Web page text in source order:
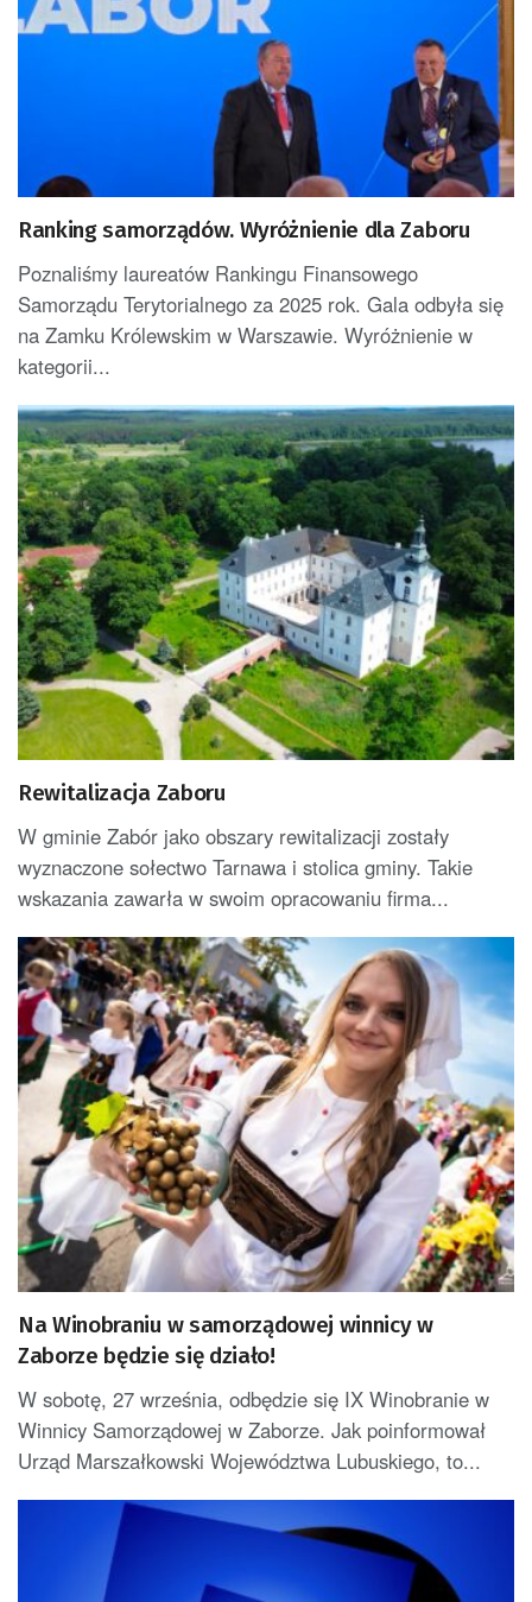
Ranking samorządów. Wyróżnienie dla Zaboru
Poznaliśmy laureatów Rankingu Finansowego
Samorządu Terytorialnego za 2025 rok. Gala odbyła się
na Zamku Królewskim w Warszawie. Wyróżnienie w
kategorii...
Rewitalizacja Zaboru
W gminie Zabór jako obszary rewitalizacji zostały
wyznaczone sołectwo Tarnawa i stolica gminy. Takie
wskazania zawarła w swoim opracowaniu firma...
Na Winobraniu w samorządowej winnicy w
Zaborze będzie się działo!
W sobotę, 27 września, odbędzie się IX Winobranie w
Winnicy Samorządowej w Zaborze. Jak poinformował
Urząd Marszałkowski Województwa Lubuskiego, to...